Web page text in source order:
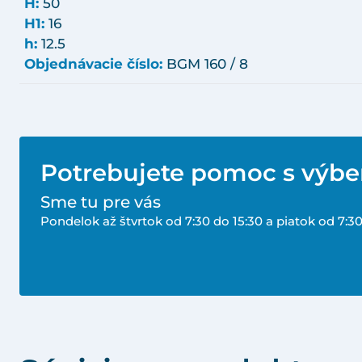
H1: 16
h: 12.5
Objednávacie číslo: BGM 160 / 8
Potrebujete pomoc s
Sme tu pre vás
Pondelok až štvrtok od 7:30 do 15:30 a piatok od